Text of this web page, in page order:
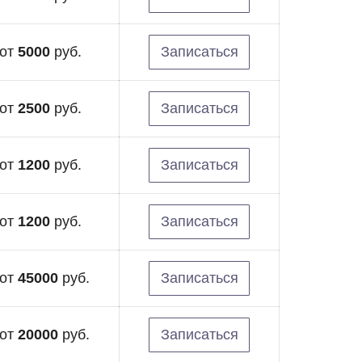
от 5000 руб. Записаться
от 2500 руб. Записаться
от 1200 руб. Записаться
от 1200 руб. Записаться
от 45000 руб. Записаться
от 20000 руб. Записаться